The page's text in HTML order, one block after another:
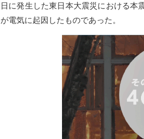
日に発生した東日本大震災における本
が電気に起因したものであった。